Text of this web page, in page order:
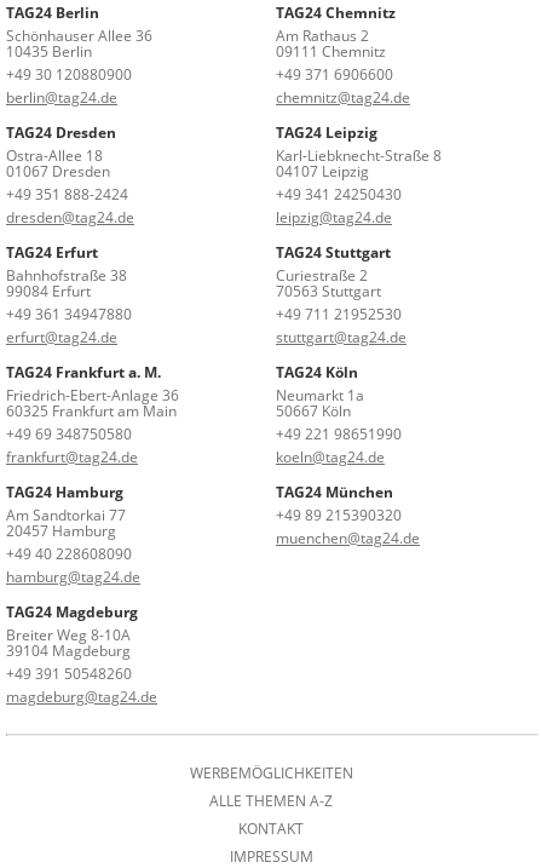
TAG24 Berlin
Schönhauser Allee 36
10435 Berlin
+49 30 120880900
berlin@tag24.de
TAG24 Chemnitz
Am Rathaus 2
09111 Chemnitz
+49 371 6906600
chemnitz@tag24.de
TAG24 Dresden
Ostra-Allee 18
01067 Dresden
+49 351 888-2424
dresden@tag24.de
TAG24 Leipzig
Karl-Liebknecht-Straße 8
04107 Leipzig
+49 341 24250430
leipzig@tag24.de
TAG24 Erfurt
Bahnhofstraße 38
99084 Erfurt
+49 361 34947880
erfurt@tag24.de
TAG24 Stuttgart
Curiestraße 2
70563 Stuttgart
+49 711 21952530
stuttgart@tag24.de
TAG24 Frankfurt a. M.
Friedrich-Ebert-Anlage 36
60325 Frankfurt am Main
+49 69 348750580
frankfurt@tag24.de
TAG24 Köln
Neumarkt 1a
50667 Köln
+49 221 98651990
koeln@tag24.de
TAG24 Hamburg
Am Sandtorkai 77
20457 Hamburg
+49 40 228608090
hamburg@tag24.de
TAG24 München
+49 89 215390320
muenchen@tag24.de
TAG24 Magdeburg
Breiter Weg 8-10A
39104 Magdeburg
+49 391 50548260
magdeburg@tag24.de
WERBEMÖGLICHKEITEN
ALLE THEMEN A-Z
KONTAKT
IMPRESSUM